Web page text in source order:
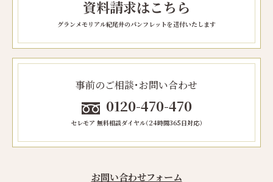
資料請求はこちら
グランメモリアル紀尾井のパンフレットを送付いたします
事前のご相談・お問い合わせ
0120-470-470
セレモア 無料相談ダイヤル（24時間365日対応）
お問い合わせフォーム